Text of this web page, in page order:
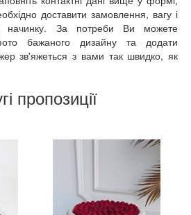
доставити замовлення, вагу і
начинку. За потреби Ви можете
бажаного дизайну та додати
зв'яжеться з вами так швидко, як
пропозиції